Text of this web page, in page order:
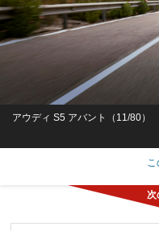
アウディ S5 アバント（11/80）